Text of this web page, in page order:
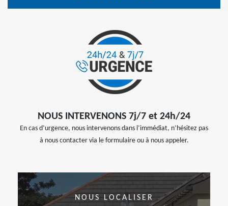
NOUS INTERVENONS 7j/7 et 24h/24
En cas d’urgence, nous intervenons dans l’immédiat, n’hésitez pas
à nous contacter via le formulaire ou à nous appeler.
NOUS LOCALISER